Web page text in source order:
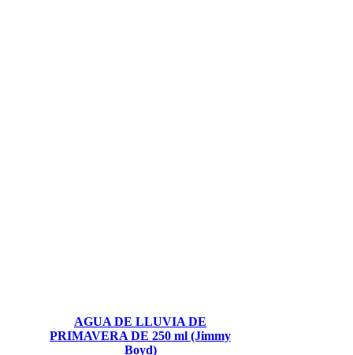
AGUA DE LLUVIA DE
PRIMAVERA DE 250 ml (Jimmy
Boyd)